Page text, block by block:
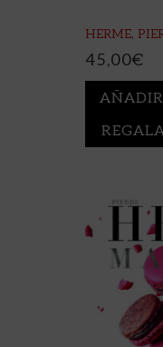
HERME,
45,00€